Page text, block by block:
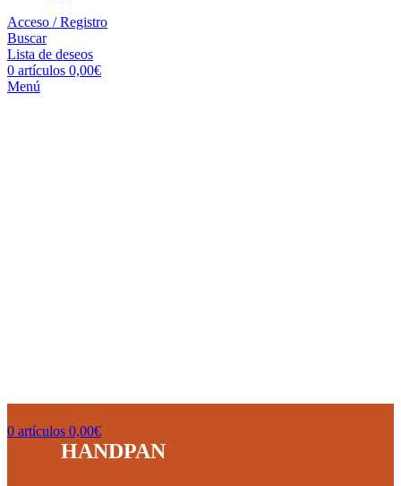
Acceso / Registro
Buscar
Lista de deseos
0 artículos 0,00€
Menú
0 artículos 0,00€
HANDPAN